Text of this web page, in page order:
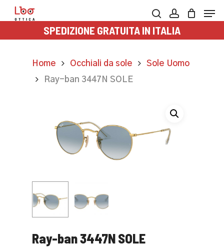
Skip
to
searchaccount
SPEDIZIONE GRATUITA IN ITALIA
Home Occhiali da sole
Sole Uomo
Ray-ban 3447N SOLE
Ray-ban 3447N SOLE